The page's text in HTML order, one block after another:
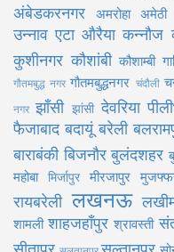
अंबेडकरनगर अमरोहा अमेठी
उन्नाव एटा औरैया कन्नौज
कुशीनगर कौशांबी कौशाम्बी
गौतमबुद्ध नगर गौतमबुद्धनगर चंदौली
नगर झाँसी झांसी देवरिया
फैजाबाद बदायूं बरेली
बाराबंकी बिजनौर बुलंदशहर
महोबा मिर्जापुर मीरजापुर
रायबरेली लखनऊ
शामली शाहजहाँपुर श्रावस्ती